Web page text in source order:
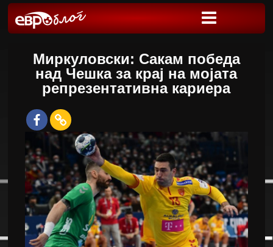
Миркуловски: Сакам победа
над Чешка за крај на мојата
репрезентативна кариера